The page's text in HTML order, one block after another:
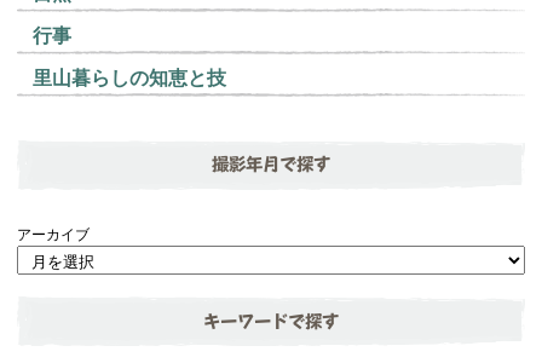
行事
里山暮らしの知恵と技
撮影年月で探す
アーカイブ
キーワードで探す